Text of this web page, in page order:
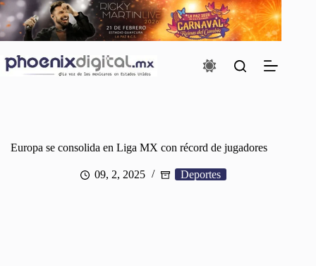
Saltar
al
contenido
Europa se consolida en Liga MX con récord de jugadores
09, 2, 2025 Deportes